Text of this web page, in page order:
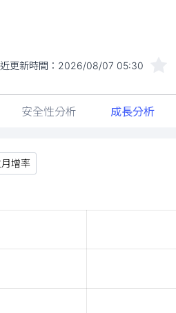
更新時間： 2026/08/07 05:30
安全性分析 成長分析
增率